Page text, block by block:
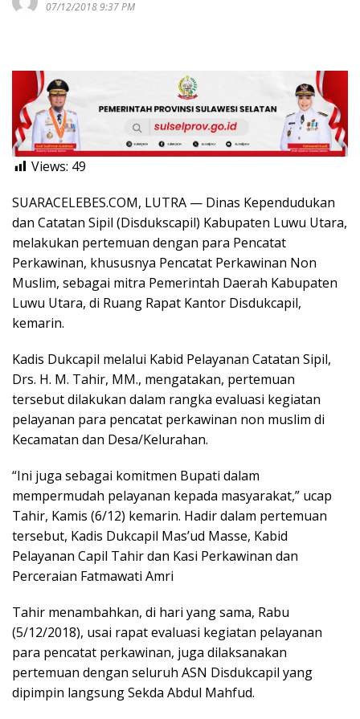
07/12/2018 9:37 PM
Views: 49
SUARACELEBES.COM, LUTRA — Dinas Kependudukan
dan Catatan Sipil (Disdukscapil) Kabupaten Luwu Utara,
melakukan pertemuan dengan para Pencatat
Perkawinan, khususnya Pencatat Perkawinan Non
Muslim, sebagai mitra Pemerintah Daerah Kabupaten
Luwu Utara, di Ruang Rapat Kantor Disdukcapil,
kemarin.
Kadis Dukcapil melalui Kabid Pelayanan Catatan Sipil,
Drs. H. M. Tahir, MM., mengatakan, pertemuan
tersebut dilakukan dalam rangka evaluasi kegiatan
pelayanan para pencatat perkawinan non muslim di
Kecamatan dan Desa/Kelurahan.
“Ini juga sebagai komitmen Bupati dalam
mempermudah pelayanan kepada masyarakat,” ucap
Tahir, Kamis (6/12) kemarin. Hadir dalam pertemuan
tersebut, Kadis Dukcapil Mas’ud Masse, Kabid
Pelayanan Capil Tahir dan Kasi Perkawinan dan
Perceraian Fatmawati Amri
Tahir menambahkan, di hari yang sama, Rabu
(5/12/2018), usai rapat evaluasi kegiatan pelayanan
para pencatat perkawinan, juga dilaksanakan
pertemuan dengan seluruh ASN Disdukcapil yang
dipimpin langsung Sekda Abdul Mahfud.